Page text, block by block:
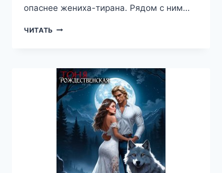
опаснее жениха-тирана. Рядом с ним…
ЧИТАТЬ ДЕМОН
ТОНЯ
РОЖДЕСТВЕНСКАЯ